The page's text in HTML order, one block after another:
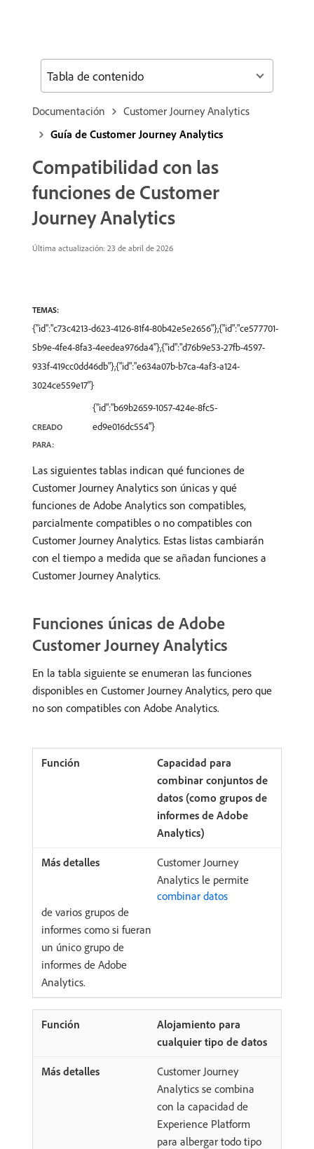
Documentación
Customer Journey Analytics
Guía de Customer Journey Analytics
Compatibilidad con las
funciones de Customer
Journey Analytics
Última actualización: 23 de abril de 2026
TEMAS:
{"id":"c73c4213-d623-4126-81f4-80b42e5e2656"},{"id":"ce577701-
5b9e-4fe4-8fa3-4eedea976da4"},{"id":"d76b9e53-27fb-4597-
933f-419cc0dd46db"},{"id":"e634a07b-b7ca-4af3-a124-
3024ce559e17"}
CREADO
PARA:
{"id":"b69b2659-1057-424e-8fc5-
ed9e016dc554"}
Las siguientes tablas indican qué funciones de
Customer Journey Analytics son únicas y qué
funciones de Adobe Analytics son compatibles,
parcialmente compatibles o no compatibles con
Customer Journey Analytics. Estas listas cambiarán
con el tiempo a medida que se añadan funciones a
Customer Journey Analytics.
Funciones únicas de Adobe
Customer Journey Analytics
En la tabla siguiente se enumeran las funciones
disponibles en Customer Journey Analytics, pero que
no son compatibles con Adobe Analytics.
Capacidad para
combinar conjuntos de
datos (como grupos de
informes de Adobe
Analytics)
Customer Journey
Analytics le permite
combinar datos
de varios grupos de
informes como si fueran
un único grupo de
informes de Adobe
Analytics.
Alojamiento para
cualquier tipo de datos
Customer Journey
Analytics se combina
con la capacidad de
Experience Platform
para albergar todo tipo
Tabla de contenido